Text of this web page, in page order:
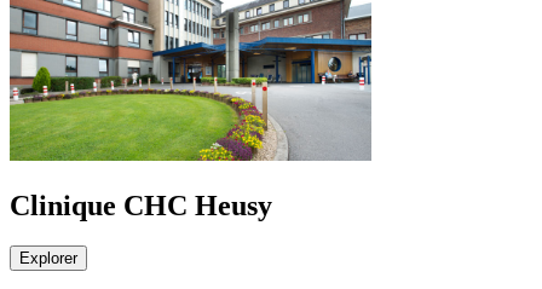
Clinique CHC Heusy
Explorer